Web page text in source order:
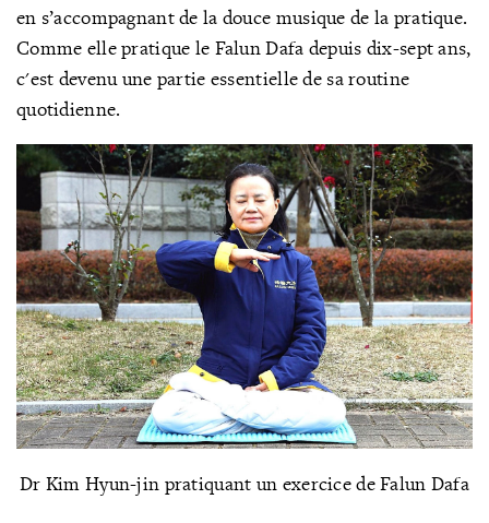
en s’accompagnant de la douce musique de la pratique.
Comme elle pratique le Falun Dafa depuis dix-sept ans,
c'est devenu une partie essentielle de sa routine
quotidienne.
Dr Kim Hyun-jin pratiquant un exercice de Falun Dafa